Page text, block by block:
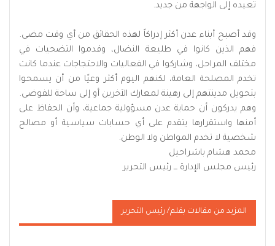
تعيده إلى الواجهة من جديد.
‏وقد أصبح أبناء عدن أكثر إدراكاً لهذه الحقائق من أي وقت مضى.
فهم الذين كانوا في طليعة النضال، وقدموا التضحيات في
مختلف المراحل، وشاركوا في الفعاليات والاحتجاجات عندما كانت
تخدم المصلحة العامة، لكنهم اليوم أكثر وعيًا من أن يسمحوا
بتحويل مدينتهم إلى رهينة لمعارك الآخرين أو إلى ساحة للفوضى.
وهم يدركون أن حماية عدن مسؤولية جماعية، وأن الحفاظ على
أمنها واستقرارها يتقدم على أي حسابات سياسية أو مصالح
شخصية لا تخدم المواطن ولا الوطن.
‏محمد هشام باشراحيل
رئيس مجلس الإدارة ـــ رئيس التحرير
المزيد من مقالات بقلم/ رئيس التحرير